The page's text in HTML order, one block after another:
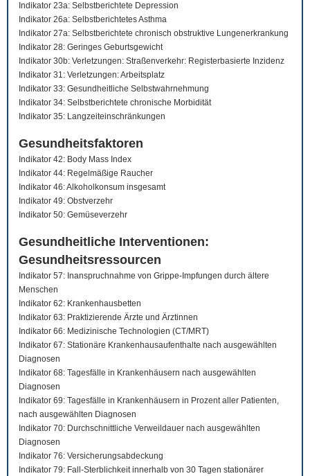
Indikator 23a: Selbstberichtete Depression
Indikator 26a: Selbstberichtetes Asthma
Indikator 27a: Selbstberichtete chronisch obstruktive Lungenerkrankung
Indikator 28: Geringes Geburtsgewicht
Indikator 30b: Verletzungen: Straßenverkehr: Registerbasierte Inzidenz
Indikator 31: Verletzungen: Arbeitsplatz
Indikator 33: Gesundheitliche Selbstwahrnehmung
Indikator 34: Selbstberichtete chronische Morbidität
Indikator 35: Langzeiteinschränkungen
Gesundheitsfaktoren
Indikator 42: Body Mass Index
Indikator 44: Regelmäßige Raucher
Indikator 46: Alkoholkonsum insgesamt
Indikator 49: Obstverzehr
Indikator 50: Gemüseverzehr
Gesundheitliche Interventionen:
Gesundheitsressourcen
Indikator 57: Inanspruchnahme von Grippe-Impfungen durch ältere
Menschen
Indikator 62: Krankenhausbetten
Indikator 63: Praktizierende Ärzte und Ärztinnen
Indikator 66: Medizinische Technologien (CT/MRT)
Indikator 67: Stationäre Krankenhausaufenthalte nach ausgewählten
Diagnosen
Indikator 68: Tagesfälle in Krankenhäusern nach ausgewählten
Diagnosen
Indikator 69: Tagesfälle in Krankenhäusern in Prozent aller Patienten,
nach ausgewählten Diagnosen
Indikator 70: Durchschnittliche Verweildauer nach ausgewählten
Diagnosen
Indikator 76: Versicherungsabdeckung
Indikator 79: Fall-Sterblichkeit innerhalb von 30 Tagen stationärer